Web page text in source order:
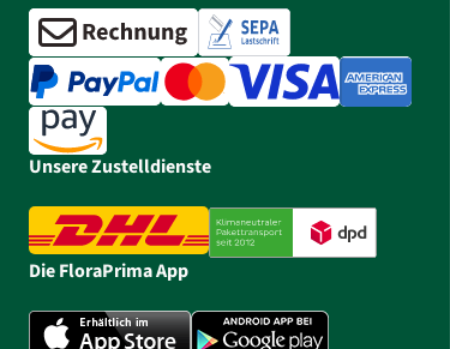
Unsere Zustelldienste
Die FloraPrima App